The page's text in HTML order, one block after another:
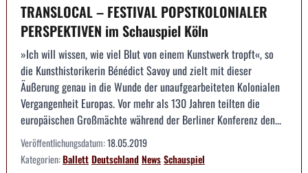
TRANSLOCAL – FESTIVAL POPSTKOLONIALER
PERSPEKTIVEN im Schauspiel Köln
»Ich will wissen, wie viel Blut von einem Kunstwerk tropft«, so
die Kunsthistorikerin Bénédict Savoy und zielt mit dieser
Äußerung genau in die Wunde der unaufgearbeiteten Kolonialen
Vergangenheit Europas. Vor mehr als 130 Jahren teilten die
europäischen Großmächte während der Berliner Konferenz den...
Veröffentlichungsdatum:18.05.2019
Kategorien:BallettDeutschlandNewsSchauspiel